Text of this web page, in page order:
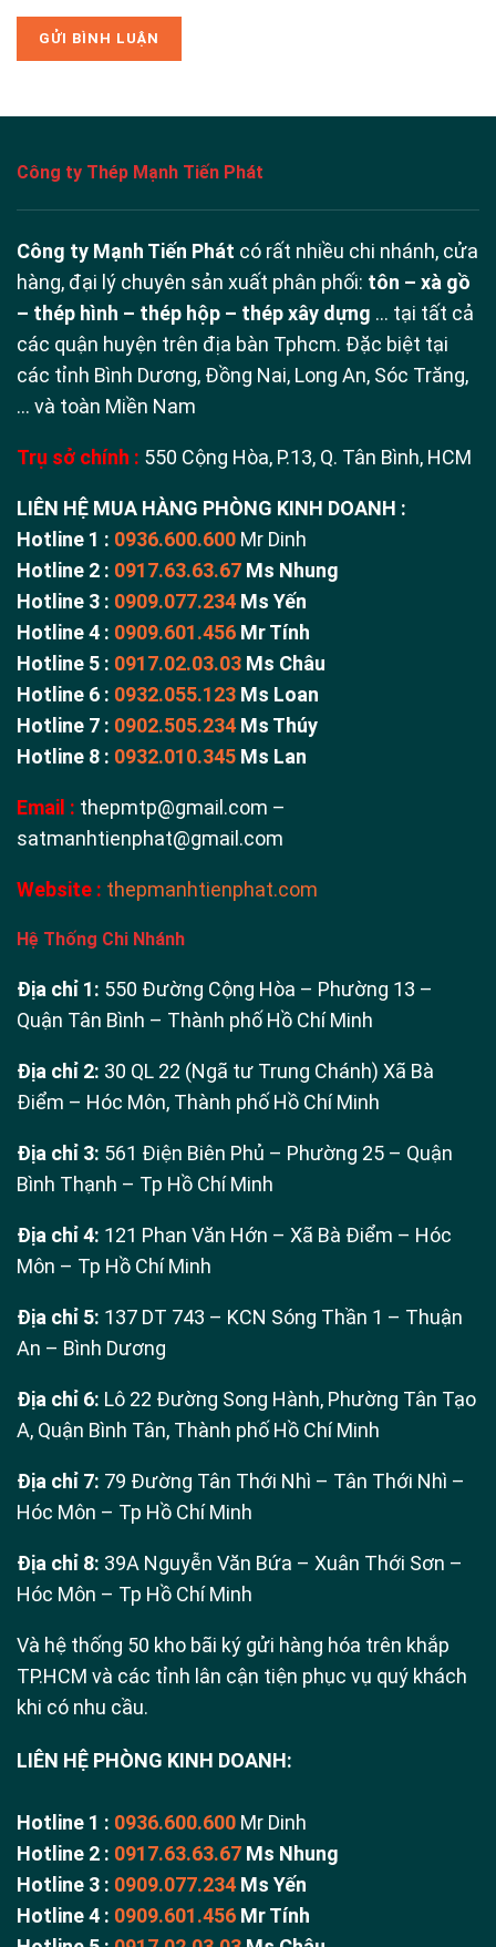
Công ty Thép Mạnh Tiến Phát
Công ty Mạnh Tiến Phát có rất nhiều chi nhánh, cửa
hàng, đại lý chuyên sản xuất phân phối: tôn – xà gồ
– thép hình – thép hộp – thép xây dựng … tại tất cả
các quận huyện trên địa bàn Tphcm. Đặc biệt tại
các tỉnh Bình Dương, Đồng Nai, Long An, Sóc Trăng,
… và toàn Miền Nam
Trụ sở chính : 550 Cộng Hòa, P.13, Q. Tân Bình, HCM
LIÊN HỆ MUA HÀNG PHÒNG KINH DOANH :
Hotline 1 : 0936.600.600 Mr Dinh
Hotline 2 : 0917.63.63.67 Ms Nhung
Hotline 3 : 0909.077.234 Ms Yến
Hotline 4 : 0909.601.456 Mr Tính
Hotline 5 : 0917.02.03.03 Ms Châu
Hotline 6 : 0932.055.123 Ms Loan
Hotline 7 : 0902.505.234 Ms Thúy
Hotline 8 : 0932.010.345 Ms Lan
Email : thepmtp@gmail.com –
satmanhtienphat@gmail.com
Website : thepmanhtienphat.com
Hệ Thống Chi Nhánh
Địa chỉ 1: 550 Đường Cộng Hòa – Phường 13 –
Quận Tân Bình – Thành phố Hồ Chí Minh
Địa chỉ 2: 30 QL 22 (Ngã tư Trung Chánh) Xã Bà
Điểm – Hóc Môn, Thành phố Hồ Chí Minh
Địa chỉ 3: 561 Điện Biên Phủ – Phường 25 – Quận
Bình Thạnh – Tp Hồ Chí Minh
Địa chỉ 4: 121 Phan Văn Hớn – Xã Bà Điểm – Hóc
Môn – Tp Hồ Chí Minh
Địa chỉ 5: 137 DT 743 – KCN Sóng Thần 1 – Thuận
An – Bình Dương
Địa chỉ 6: Lô 22 Đường Song Hành, Phường Tân Tạo
A, Quận Bình Tân, Thành phố Hồ Chí Minh
Địa chỉ 7: 79 Đường Tân Thới Nhì – Tân Thới Nhì –
Hóc Môn – Tp Hồ Chí Minh
Địa chỉ 8: 39A Nguyễn Văn Bứa – Xuân Thới Sơn –
Hóc Môn – Tp Hồ Chí Minh
Và hệ thống 50 kho bãi ký gửi hàng hóa trên khắp
TP.HCM và các tỉnh lân cận tiện phục vụ quý khách
khi có nhu cầu.
LIÊN HỆ PHÒNG KINH DOANH:
Hotline 1 : 0936.600.600 Mr Dinh
Hotline 2 : 0917.63.63.67 Ms Nhung
Hotline 3 : 0909.077.234 Ms Yến
Hotline 4 : 0909.601.456 Mr Tính